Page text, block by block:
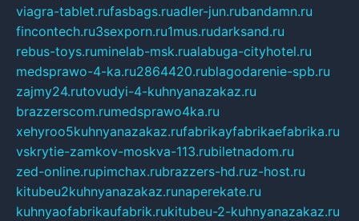
viagra-tablet.rufasbags.ruadler-jun.rubandamn.ru
fincontech.ru3sexporn.ru1mus.rudarksand.ru
rebus-toys.ruminelab-msk.rualabuga-cityhotel.ru
medsprawo-4-ka.ru2864420.rublagodarenie-spb.ru
zajmy24.rutovudyi-4-kuhnyanazakaz.ru
brazzerscom.rumedsprawo4ka.ru
xehyroo5kuhnyanazakaz.rufabrikayfabrikaefabrika.ru
vskrytie-zamkov-moskva-113.rubiletnadom.ru
zed-online.rupimchax.rubrazzers-hd.ruz-host.ru
kitubeu2kuhnyanazakaz.runaperekate.ru
kuhnyaofabrikaufabrik.rukitubeu-2-kuhnyanazakaz.ru